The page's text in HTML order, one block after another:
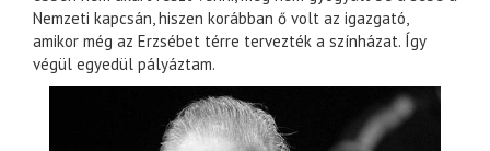
Nemzeti kapcsán, hiszen korábban ő volt az igazgató,
amikor még az Erzsébet térre tervezték a színházat. Így
végül egyedül pályáztam.